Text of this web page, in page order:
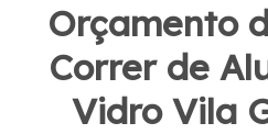
Orçamento
Correr de
Vidro Vila